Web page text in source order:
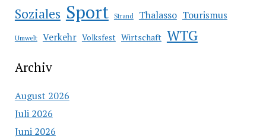
Soziales Sport Strand Thalasso Tourismus
Umwelt Verkehr Volksfest Wirtschaft WTG
Archiv
August 2026
Juli 2026
Juni 2026